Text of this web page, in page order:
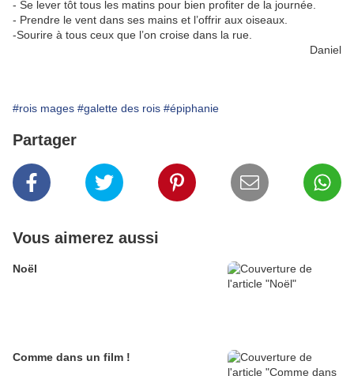
- Se lever tôt tous les matins pour bien profiter de la journée.
- Prendre le vent dans ses mains et l’offrir aux oiseaux.
-Sourire à tous ceux que l’on croise dans la rue.
Daniel
#rois mages #galette des rois #épiphanie
Partager
Vous aimerez aussi
Noël
Comme dans un film !